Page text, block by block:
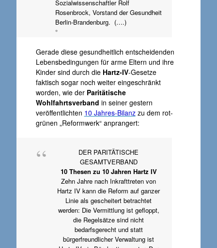
Sozialwissenschaftler Rolf
Rosenbrock, Vorstand der Gesundheit
Berlin-Brandenburg. (….)
°
Gerade diese gesundheitlich entscheidenden
Lebensbedingungen für arme Eltern und ihre
Kinder sind durch die Hartz-IV-Gesetze
faktisch sogar noch weiter eingeschränkt
worden, wie der Paritätische
Wohlfahrtsverband in seiner gestern
veröffentlichten 10 Jahres-Bilanzzu dem rot-
grünen „Reformwerk“ anprangert:
DER PARITÄTISCHE
GESAMTVERBAND
10 Thesen zu 10 Jahren Hartz IV
Zehn Jahre nach Inkrafttreten von
Hartz IV kann die Reform auf ganzer
Linie als gescheitert betrachtet
werden: Die Vermittlung ist gefloppt,
die Regelsätze sind nicht
bedarfsgerecht und statt
bürgerfreundlicher Verwaltung ist